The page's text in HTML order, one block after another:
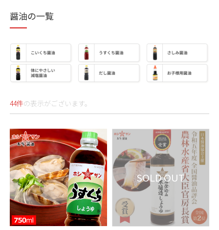
醤油の一覧
44件の表示がございます。
SOLD OUT